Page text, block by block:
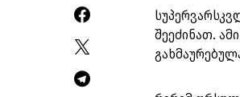
შეეძინათ.